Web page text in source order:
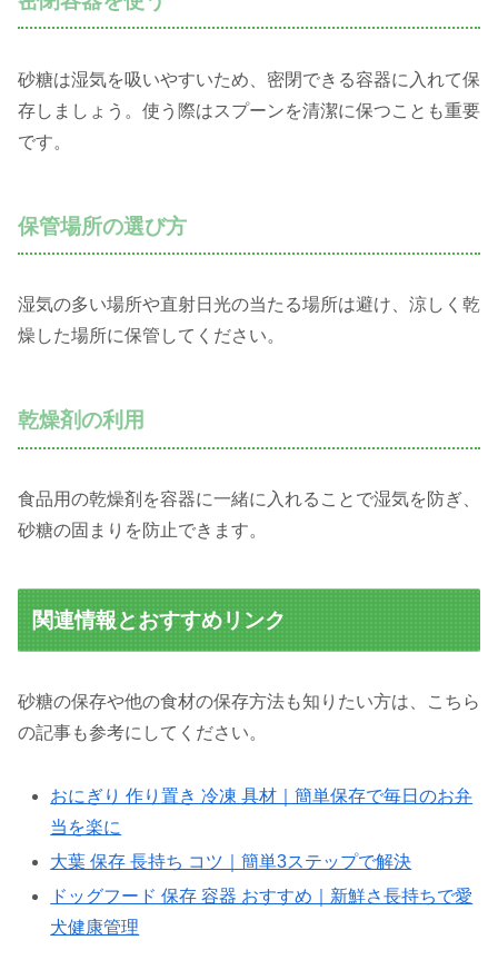
砂糖は湿気を吸いやすいため、密閉できる容器に入れて保
存しましょう。使う際はスプーンを清潔に保つことも重要
です。
保管場所の選び方
湿気の多い場所や直射日光の当たる場所は避け、涼しく乾
燥した場所に保管してください。
乾燥剤の利用
食品用の乾燥剤を容器に一緒に入れることで湿気を防ぎ、
砂糖の固まりを防止できます。
関連情報とおすすめリンク
砂糖の保存や他の食材の保存方法も知りたい方は、こちら
の記事も参考にしてください。
おにぎり 作り置き 冷凍 具材｜簡単保存で毎日のお弁
当を楽に
大葉 保存 長持ち コツ｜簡単3ステップで解決
ドッグフード 保存 容器 おすすめ｜新鮮さ長持ちで愛
犬健康管理